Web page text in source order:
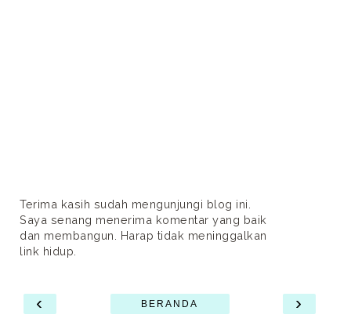
Terima kasih sudah mengunjungi blog ini.
Saya senang menerima komentar yang baik
dan membangun. Harap tidak meninggalkan
link hidup.
‹ ›
BERANDA